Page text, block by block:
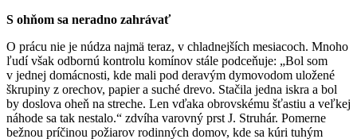
S ohňom sa neradno zahrávať
O prácu nie je núdza najmä teraz, v chladnejších mesiacoch. Mnoho
ľudí však odbornú kontrolu komínov stále podceňuje: „Bol som
v jednej domácnosti, kde mali pod deravým dymovodom uložené
škrupiny z orechov, papier a suché drevo. Stačila jedna iskra a bol
by doslova oheň na streche. Len vďaka obrovskému šťastiu a veľkej
náhode sa tak nestalo.“ zdvíha varovný prst J. Struhár. Pomerne
bežnou príčinou požiarov rodinných domov, kde sa kúri tuhým